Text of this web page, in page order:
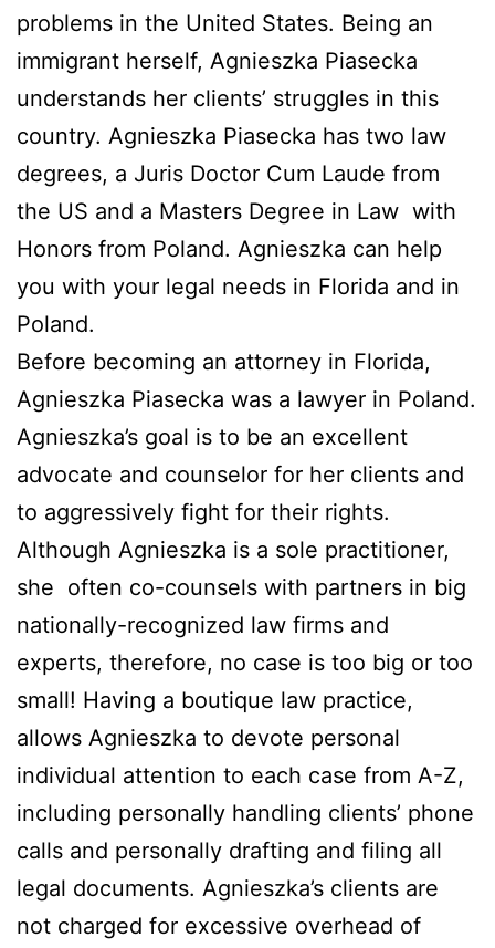
problems in the United States. Being an
immigrant herself, Agnieszka Piasecka
understands her clients’ struggles in this
country. Agnieszka Piasecka has two law
degrees, a Juris Doctor Cum Laude from
the US and a Masters Degree in Law with
Honors from Poland. Agnieszka can help
you with your legal needs in Florida and in
Poland.
Before becoming an attorney in Florida,
Agnieszka Piasecka was a lawyer in Poland.
Agnieszka’s goal is to be an excellent
advocate and counselor for her clients and
to aggressively fight for their rights.
Although Agnieszka is a sole practitioner,
she often co-counsels with partners in big
nationally-recognized law firms and
experts, therefore, no case is too big or too
small! Having a boutique law practice,
allows Agnieszka to devote personal
individual attention to each case from A-Z,
including personally handling clients’ phone
calls and personally drafting and filing all
legal documents. Agnieszka’s clients are
not charged for excessive overhead of